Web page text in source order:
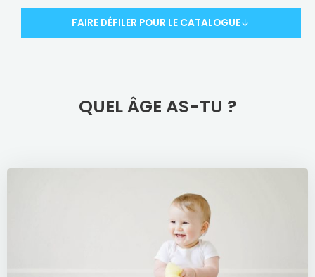
FAIRE DÉFILER POUR LE CATALOGUE
QUEL ÂGE AS-TU ?